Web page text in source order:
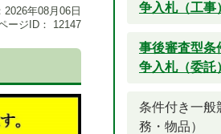
2026年08月06日
ージID：
12147
争入札（工事
事後審査型条
争入札（委託
条件付き一般
務・物品）